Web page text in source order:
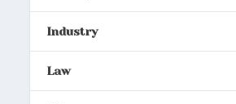
Industry
Law